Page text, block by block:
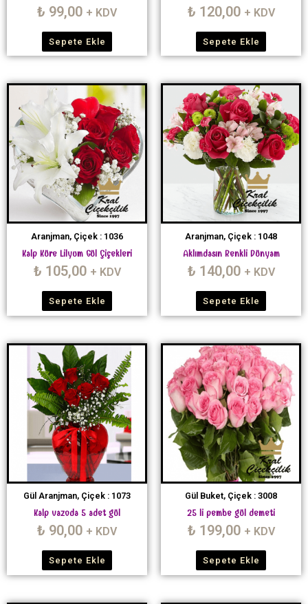
₺ 99,00 + KDV
Sepete Ekle
₺ 120,00 + KDV
Sepete Ekle
Aranjman, Çiçek : 1036
Kalp Küre Lilyum Gül Çiçekleri
₺ 105,00 + KDV
Sepete Ekle
Aranjman, Çiçek : 1048
Aklımdasın Renkli Dünyam
₺ 140,00 + KDV
Sepete Ekle
Gül Aranjman, Çiçek : 1073
Kalp vazoda 5 adet gül
₺ 90,00 + KDV
Sepete Ekle
Gül Buket, Çiçek : 3008
25 li pembe gül demeti
₺ 199,00 + KDV
Sepete Ekle